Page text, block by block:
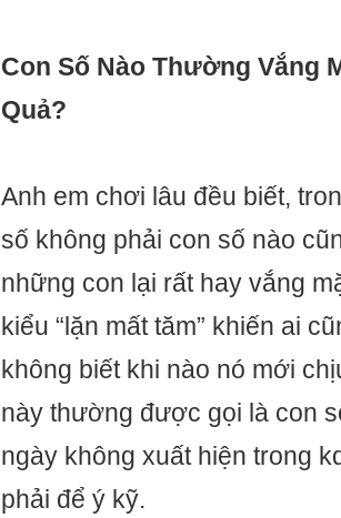
Con Số Nào Thường Vắng
Quả?
Anh em chơi lâu đều biết,
số không phải con số nào
những con lại rất hay vắng
kiểu “lặn mất tăm” khiến ai
không biết khi nào nó mới
này thường được gọi là con
ngày không xuất hiện trong
phải để ý kỹ.